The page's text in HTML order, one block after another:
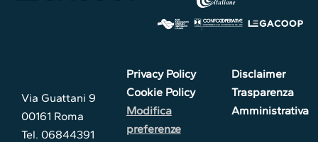
Via Guattani 9
00161 Roma
Tel. 06844391
Privacy Policy
Cookie Policy
Modifica
preferenze
Disclaimer
Trasparenza
Amministrativa